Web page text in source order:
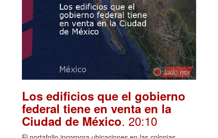
Los edificios que el gobierno
federal tiene en venta en la
Ciudad de México. 20:10